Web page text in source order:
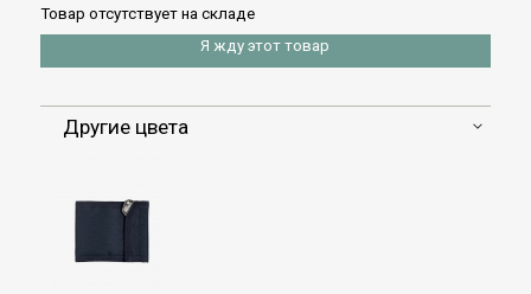
Товар отсутствует на складе
Я жду этот товар
Другие цвета